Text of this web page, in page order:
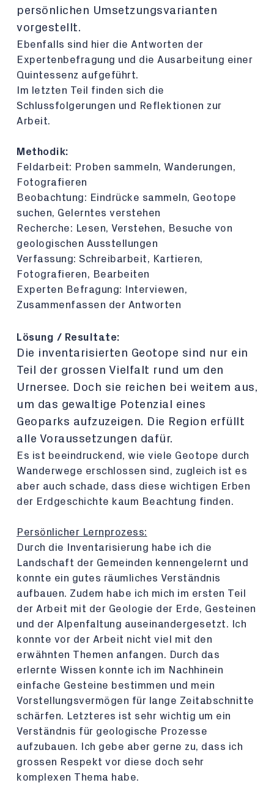
persönlichen Umsetzungsvarianten
vorgestellt.
Ebenfalls sind hier die Antworten der
Expertenbefragung und die Ausarbeitung einer
Quintessenz aufgeführt.
Im letzten Teil finden sich die
Schlussfolgerungen und Reflektionen zur
Arbeit.
Methodik:
Feldarbeit: Proben sammeln, Wanderungen,
Fotografieren
Beobachtung: Eindrücke sammeln, Geotope
suchen, Gelerntes verstehen
Recherche: Lesen, Verstehen, Besuche von
geologischen Ausstellungen
Verfassung: Schreibarbeit, Kartieren,
Fotografieren, Bearbeiten
Experten Befragung: Interviewen,
Zusammenfassen der Antworten
Lösung / Resultate:
Die inventarisierten Geotope sind nur ein
Teil der grossen Vielfalt rund um den
Urnersee. Doch sie reichen bei weitem aus,
um das gewaltige Potenzial eines
Geoparks aufzuzeigen. Die Region erfüllt
alle Voraussetzungen dafür.
Es ist beeindruckend, wie viele Geotope durch
Wanderwege erschlossen sind, zugleich ist es
aber auch schade, dass diese wichtigen Erben
der Erdgeschichte kaum Beachtung finden.
Persönlicher Lernprozess:
Durch die Inventarisierung habe ich die
Landschaft der Gemeinden kennengelernt und
konnte ein gutes räumliches Verständnis
aufbauen. Zudem habe ich mich im ersten Teil
der Arbeit mit der Geologie der Erde, Gesteinen
und der Alpenfaltung auseinandergesetzt. Ich
konnte vor der Arbeit nicht viel mit den
erwähnten Themen anfangen. Durch das
erlernte Wissen konnte ich im Nachhinein
einfache Gesteine bestimmen und mein
Vorstellungsvermögen für lange Zeitabschnitte
schärfen. Letzteres ist sehr wichtig um ein
Verständnis für geologische Prozesse
aufzubauen. Ich gebe aber gerne zu, dass ich
grossen Respekt vor diese doch sehr
komplexen Thema habe.